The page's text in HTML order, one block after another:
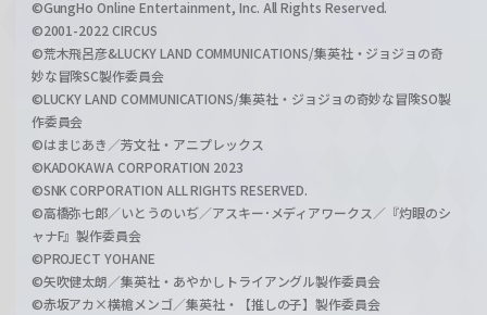
©GungHo Online Entertainment, Inc. All Rights Reserved.
©2001-2022 CIRCUS
©荒木飛呂彦&LUCKY LAND COMMUNICATIONS/集英社・ジョジョの奇
妙な冒険SC製作委員会
©LUCKY LAND COMMUNICATIONS/集英社・ジョジョの奇妙な冒険SO製
作委員会
©はまじあき／芳文社・アニプレックス
©KADOKAWA CORPORATION 2023
©SNK CORPORATION ALL RIGHTS RESERVED.
©高橋弥七郎／いとうのいぢ／アスキー･メディアワークス／『灼眼のシ
ャナF』製作委員会
©PROJECT YOHANE
©矢吹健太朗／集英社・あやかしトライアングル製作委員会
©赤坂アカ×横槍メンゴ／集英社・【推しの子】製作委員会